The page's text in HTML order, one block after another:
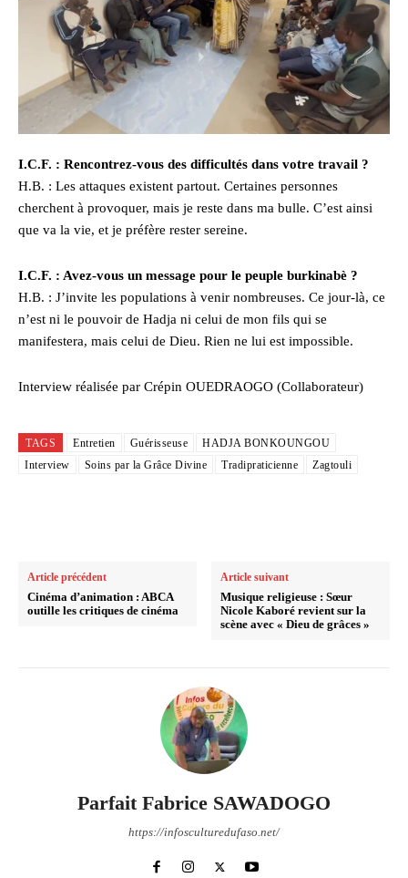
I.C.F. : Rencontrez-vous des difficultés dans votre travail ?
H.B. : Les attaques existent partout. Certaines personnes
cherchent à provoquer, mais je reste dans ma bulle. C’est ainsi
que va la vie, et je préfère rester sereine.
I.C.F. : Avez-vous un message pour le peuple burkinabè ?
H.B. : J’invite les populations à venir nombreuses. Ce jour-là, ce
n’est ni le pouvoir de Hadja ni celui de mon fils qui se
manifestera, mais celui de Dieu. Rien ne lui est impossible.
Interview réalisée par Crépin OUEDRAOGO (Collaborateur)
TAGS Entretien Guérisseuse
HADJA BONKOUNGOU
Interview
Soins par la Grâce Divine Tradipraticienne Zagtouli
Article précédent
Cinéma d’animation : ABCA
outille les critiques de cinéma
Article suivant
Musique religieuse : Sœur
Nicole Kaboré revient sur la
scène avec « Dieu de grâces »
Parfait Fabrice SAWADOGO
https://infosculturedufaso.net/